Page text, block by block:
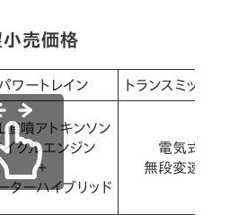
売価格
ワートレイン トランスミッショ
直噴アトキンソン
イクルエンジン
＋
ターハイブリッド
電気式
無段変速機